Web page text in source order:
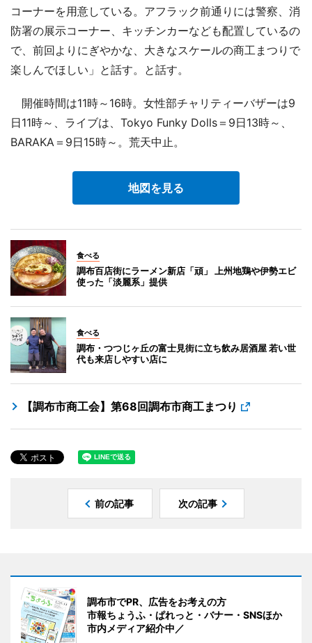
コーナーを用意している。アフラック前通りには警察、消
防署の展示コーナー、キッチンカーなども配置しているの
で、前回よりにぎやかな、大きなスケールの商工まつりで
楽しんでほしい」と話す。と話す。
開催時間は11時～16時。女性部チャリティーバザーは9
日11時～、ライブは、Tokyo Funky Dolls＝9日13時～、
BARAKA＝9日15時～。荒天中止。
地図を見る
食べる
調布百店街にラーメン新店「頑」 上州地鶏や伊勢エビ
使った「淡麗系」提供
食べる
調布・つつじヶ丘の富士見街に立ち飲み居酒屋 若い世
代も来店しやすい店に
【調布市商工会】第68回調布市商工まつり
前の記事 次の記事
調布市でPR、広告をお考えの方
市報ちょうふ・ぱれっと・バナー・SNSほか
市内メディア紹介中／